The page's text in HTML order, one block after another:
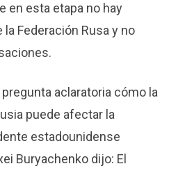
en esta etapa no hay
Federación Rusa y no
aclaratoria cómo la
puede afectar la
estadounidense
Buryachenko dijo: El